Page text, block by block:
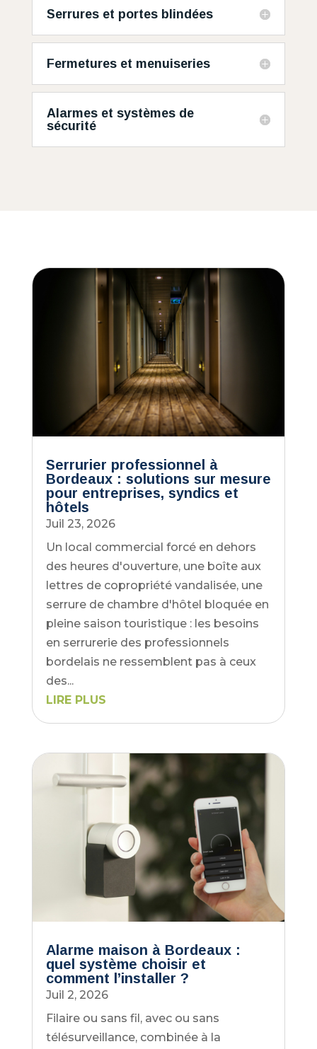
Serrures et portes blindées
Fermetures et menuiseries
Alarmes et systèmes de
sécurité
Serrurier professionnel à
Bordeaux : solutions sur mesure
pour entreprises, syndics et
hôtels
Juil 23, 2026
Un local commercial forcé en dehors
des heures d'ouverture, une boîte aux
lettres de copropriété vandalisée, une
serrure de chambre d'hôtel bloquée en
pleine saison touristique : les besoins
en serrurerie des professionnels
bordelais ne ressemblent pas à ceux
des...
LIRE PLUS
Alarme maison à Bordeaux :
quel système choisir et
comment l’installer ?
Juil 2, 2026
Filaire ou sans fil, avec ou sans
télésurveillance, combinée à la